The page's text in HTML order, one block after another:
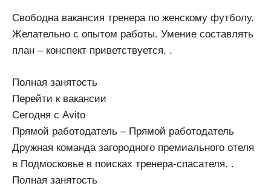
Свободна вакансия тренера по женскому футболу.
Желательно с опытом работы. Умение составлять
план – конспект приветствуется. .
Полная занятость
Перейти к вакансии
Сегодня с Avito
Прямой работодатель – Прямой работодатель
Дружная команда загородного премиального отеля
в Подмосковье в поисках тренера-спасателя. .
Полная занятость